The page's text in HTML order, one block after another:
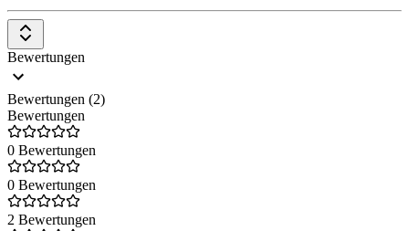
Bewertungen
Bewertungen (2)
Bewertungen
0 Bewertungen
0 Bewertungen
2 Bewertungen